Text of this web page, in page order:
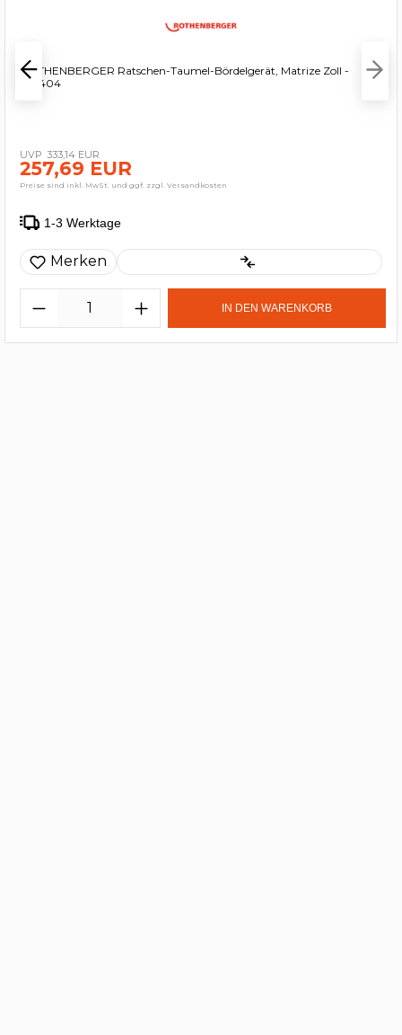
ROTHENBERGER Ratschen-Taumel-Bördelgerät, Matrize Zoll -
222404
333,14 EUR
257,69 EUR
Preise sind inkl. MwSt. und ggf. zzgl. Versandkosten
1-3 Werktage
Merken
IN DEN WARENKORB